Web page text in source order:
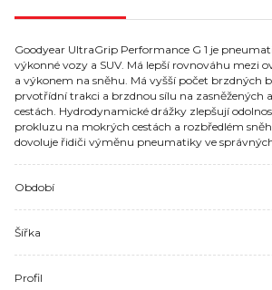
Goodyear UltraGrip Performance G 1 je
výkonné vozy a SUV. Má lepší rovnováhu mezi
a výkonem na sněhu. Má vyšší počet brzdných
prvotřídní trakci a brzdnou sílu na zasněžených
cestách. Hydrodynamické drážky zlepšují
prokluzu na mokrých cestách a rozbředlém
dovoluje řidiči výměnu pneumatiky ve
Období
Šířka
Profil